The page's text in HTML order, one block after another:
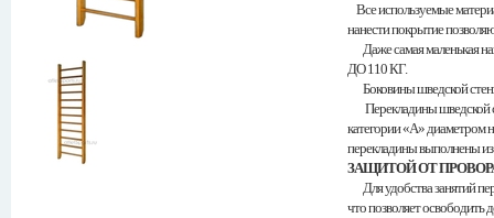
Все используемые
нанести покрытие
Даже самая маленькая
ДО 110 КГ.
Боковины шведской
Перекладины шведской
категории «А» диаметром
перекладины выполнены из
ЗАЩИТОЙ ОТ
Для удобства занятий
что позволяет освободить